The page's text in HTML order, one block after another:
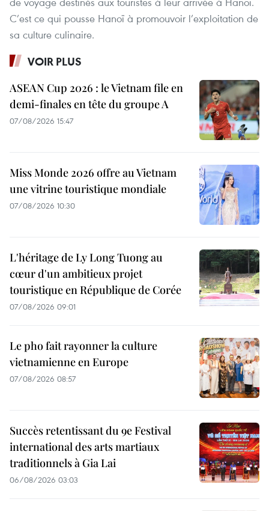
C’est ce qui pousse Hanoï à promouvoir l’exploitation de
sa culture culinaire.
VOIR PLUS
ASEAN Cup 2026 : le Vietnam file en
demi-finales en tête du groupe A
07/08/2026 15:47
Miss Monde 2026 offre au Vietnam
une vitrine touristique mondiale
07/08/2026 10:30
L'héritage de Ly Long Tuong au
cœur d'un ambitieux projet
touristique en République de Corée
07/08/2026 09:01
Le pho fait rayonner la culture
vietnamienne en Europe
07/08/2026 08:57
Succès retentissant du 9e Festival
international des arts martiaux
traditionnels à Gia Lai
06/08/2026 03:03